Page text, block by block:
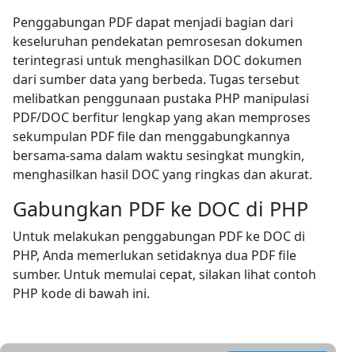
Penggabungan PDF dapat menjadi bagian dari
keseluruhan pendekatan pemrosesan dokumen
terintegrasi untuk menghasilkan DOC dokumen
dari sumber data yang berbeda. Tugas tersebut
melibatkan penggunaan pustaka PHP manipulasi
PDF/DOC berfitur lengkap yang akan memproses
sekumpulan PDF file dan menggabungkannya
bersama-sama dalam waktu sesingkat mungkin,
menghasilkan hasil DOC yang ringkas dan akurat.
Gabungkan PDF ke DOC di PHP
Untuk melakukan penggabungan PDF ke DOC di
PHP, Anda memerlukan setidaknya dua PDF file
sumber. Untuk memulai cepat, silakan lihat contoh
PHP kode di bawah ini.